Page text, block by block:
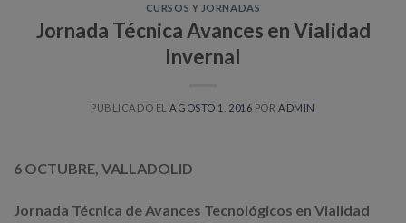
CURSOS Y JORNADAS
Jornada Técnica Avances en Vialidad
Invernal
PUBLICADO ELAGOSTO 1, 2016 PORADMIN
6 OCTUBRE, VALLADOLID
Jornada Técnica de Avances Tecnológicos en Vialidad